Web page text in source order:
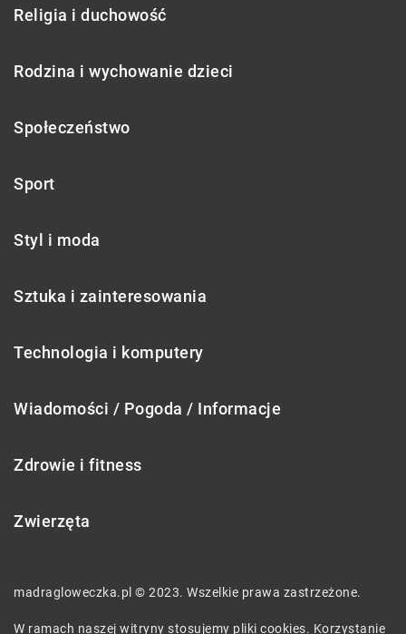
Religia i duchowość
Rodzina i wychowanie dzieci
Społeczeństwo
Sport
Styl i moda
Sztuka i zainteresowania
Technologia i komputery
Wiadomości / Pogoda / Informacje
Zdrowie i fitness
Zwierzęta
madragloweczka.pl © 2023. Wszelkie prawa zastrzeżone.
W ramach naszej witryny stosujemy pliki cookies. Korzystanie